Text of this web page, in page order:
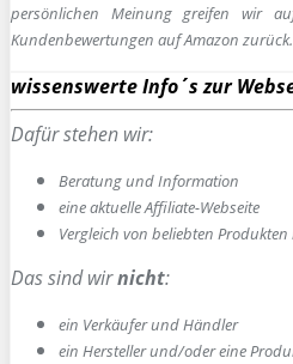
persönlichen Meinung greifen wir
Kundenbewertungen auf Amazon zurück.
wissenswerte Info´s zur
Dafür stehen wir:
Beratung und Information
eine aktuelle Affiliate-Webseite
Vergleich von beliebten Produkten
Das sind wirnicht:
ein Verkäufer und Händler
ein Hersteller und/oder eine